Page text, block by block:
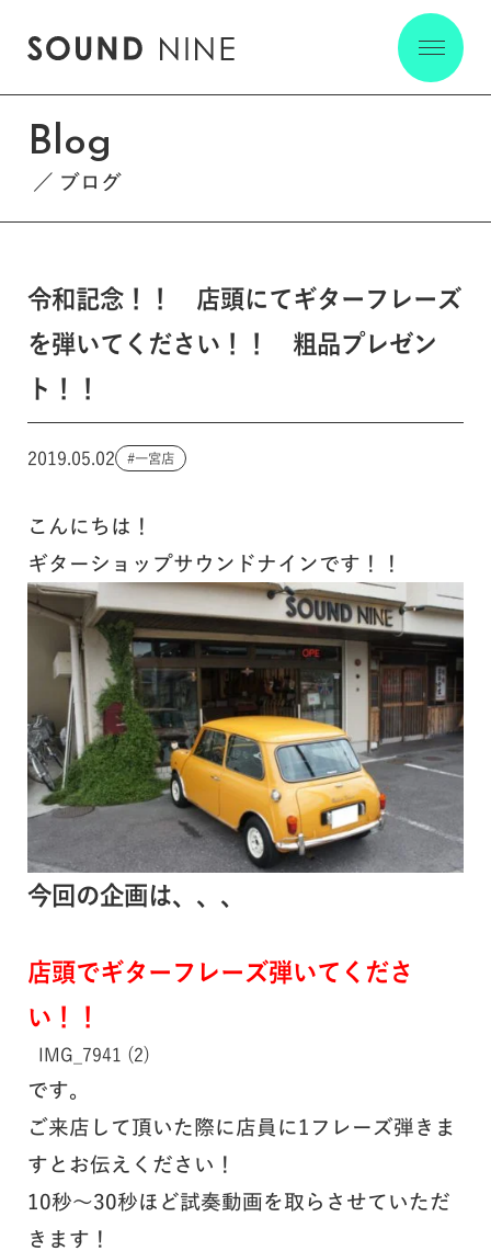
Blog
ブログ
令和記念！！ 店頭にてギターフレーズ
を弾いてください！！ 粗品プレゼン
ト！！
2019.05.02 一宮店
こんにちは！
ギターショップサウンドナインです！！
今回の企画は、、、
店頭でギターフレーズ弾いてくださ
い！！
IMG_7941 (2)
です。
ご来店して頂いた際に店員に1フレーズ弾きま
すとお伝えください！
10秒～30秒ほど試奏動画を取らさせていただ
きます！